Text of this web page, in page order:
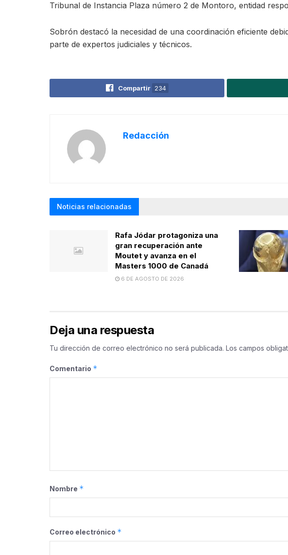
Tribunal de Instancia Plaza número 2 de Montoro, entidad
Sobrón destacó la necesidad de una coordinación eficiente
parte de expertos judiciales y técnicos.
Compartir 234
Redacción
Noticias relacionadas
Rafa Jódar protagoniza una
gran recuperación ante
Moutet y avanza en el
Masters 1000 de Canadá
6 DE AGOSTO DE 2026
Deja una respuesta
Tu dirección de correo electrónico no será publicada. Los campos
Comentario *
Nombre *
Correo electrónico *